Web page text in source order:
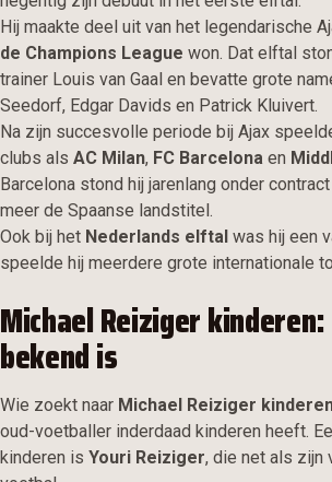
Hij maakte deel uit van het legendarische
de Champions League won. Dat elftal
trainer Louis van Gaal en bevatte grote
Seedorf, Edgar Davids en Patrick Kluivert.
Na zijn succesvolle periode bij Ajax
clubs als AC Milan, FC Barcelona en
Barcelona stond hij jarenlang onder
meer de Spaanse landstitel.
Ook bij het Nederlands elftal was hij een
speelde hij meerdere grote internationale
Michael Reiziger
bekend is
Wie zoekt naar Michael Reiziger
oud-voetballer inderdaad kinderen heeft.
kinderen is Youri Reiziger, die net als zijn